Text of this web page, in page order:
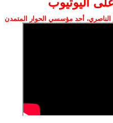
أحد مؤسسي الحوار المتمدن